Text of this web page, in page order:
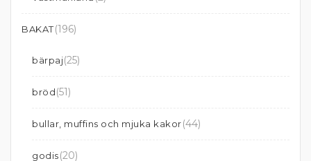
BAKAT(196)
bärpaj(25)
bröd(51)
bullar, muffins och mjuka kakor(44)
godis(20)